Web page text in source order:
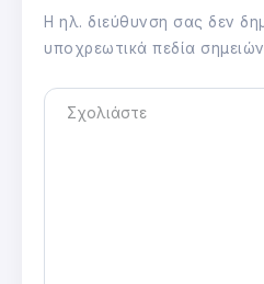
Η ηλ. διεύθυνση σας δεν
υποχρεωτικά πεδία